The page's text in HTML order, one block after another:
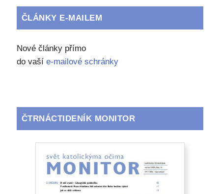
ČLÁNKY E-MAILEM
Nové články přímo
do vaší e-mailové schránky
ČTRNÁCTIDENÍK MONITOR